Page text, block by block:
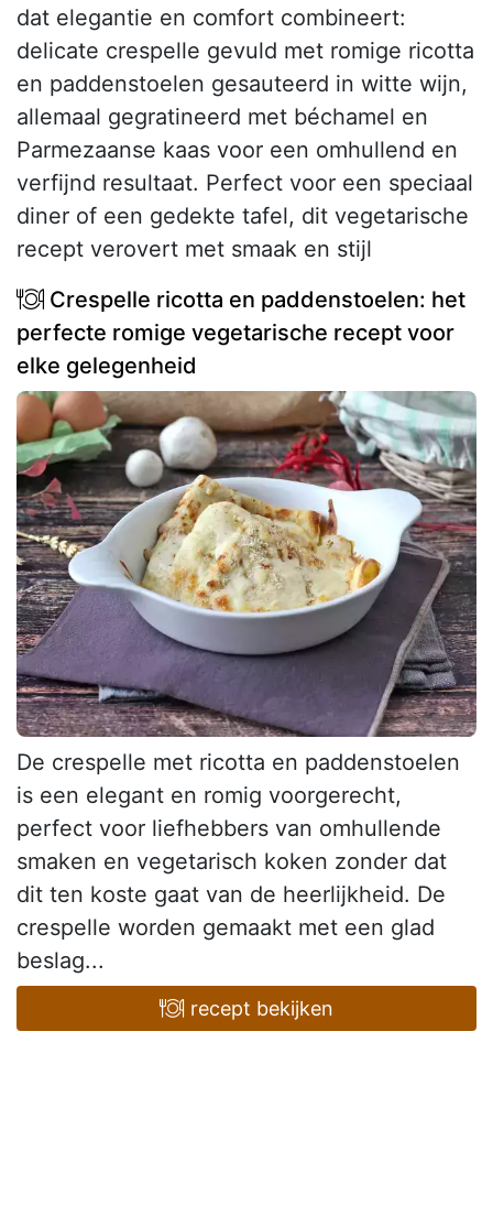
dat elegantie en comfort combineert:
delicate crespelle gevuld met romige ricotta
en paddenstoelen gesauteerd in witte wijn,
allemaal gegratineerd met béchamel en
Parmezaanse kaas voor een omhullend en
verfijnd resultaat. Perfect voor een speciaal
diner of een gedekte tafel, dit vegetarische
recept verovert met smaak en stijl
Crespelle ricotta en paddenstoelen: het
perfecte romige vegetarische recept voor
elke gelegenheid
De crespelle met ricotta en paddenstoelen
is een elegant en romig voorgerecht,
perfect voor liefhebbers van omhullende
smaken en vegetarisch koken zonder dat
dit ten koste gaat van de heerlijkheid. De
crespelle worden gemaakt met een glad
beslag...
recept bekijken